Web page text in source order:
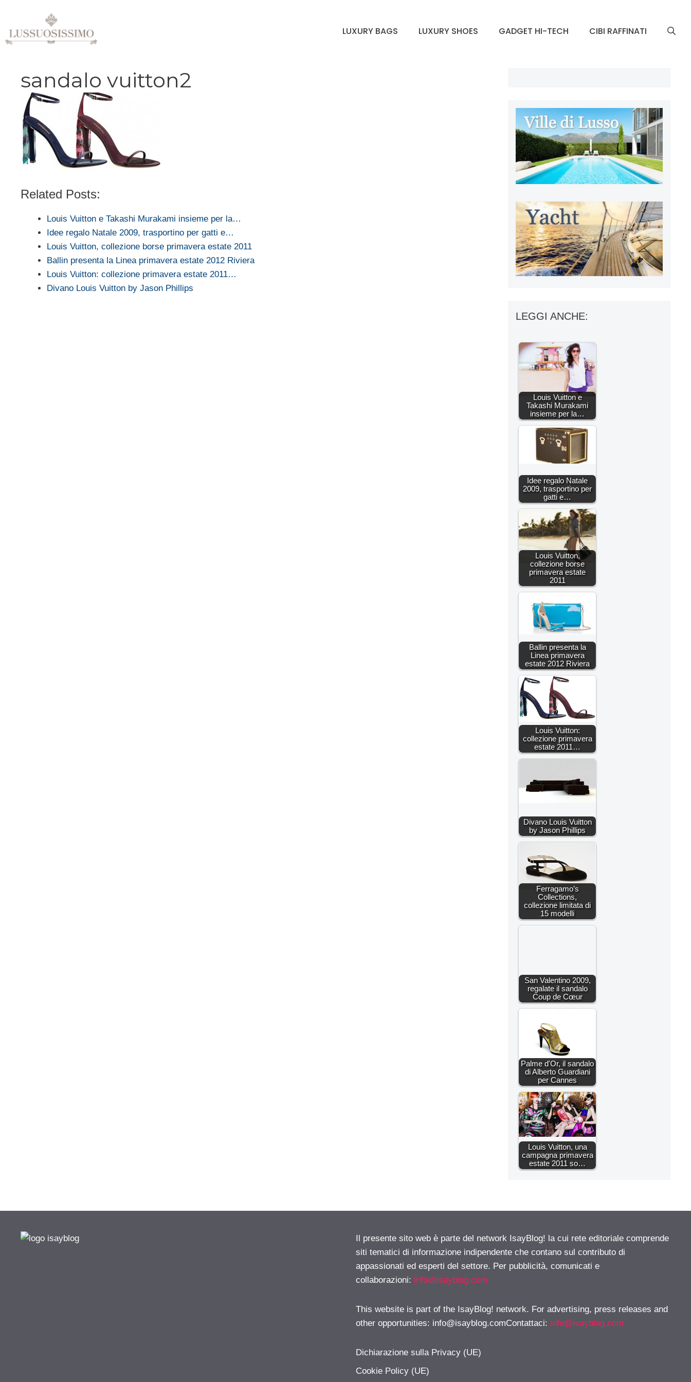
contenuto
LUXURY BAGS LUXURY SHOES GADGET HI-TECH CIBI RAFFINATI
sandalo vuitton2
Related Posts:
Louis Vuitton e Takashi Murakami insieme per la…
Idee regalo Natale 2009, trasportino per gatti e…
Louis Vuitton, collezione borse primavera estate 2011
Ballin presenta la Linea primavera estate 2012 Riviera
Louis Vuitton: collezione primavera estate 2011…
Divano Louis Vuitton by Jason Phillips
LEGGI ANCHE:
Louis Vuitton e
Takashi Murakami
insieme per la…
Idee regalo Natale
2009, trasportino per
gatti e…
Louis Vuitton,
collezione borse
primavera estate
2011
Ballin presenta la
Linea primavera
estate 2012 Riviera
Louis Vuitton:
collezione primavera
estate 2011…
Divano Louis Vuitton
by Jason Phillips
Ferragamo’s
Collections,
collezione limitata di
15 modelli
San Valentino 2009,
regalate il sandalo
Coup de Cœur
Palme d'Or, il sandalo
di Alberto Guardiani
per Cannes
Louis Vuitton, una
campagna primavera
estate 2011 so…
Il presente sito web è parte del network IsayBlog! la cui rete editoriale comprende
siti tematici di informazione indipendente che contano sul contributo di
appassionati ed esperti del settore. Per pubblicità, comunicati e
collaborazioni: info@isayblog.com
This website is part of the IsayBlog! network. For advertising, press releases and
other opportunities: info@isayblog.comContattaci: info@isayblog.com
Dichiarazione sulla Privacy (UE)
Cookie Policy (UE)